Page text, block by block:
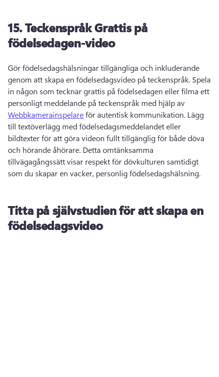
15.Teckenspråk Grattis på
födelsedagen-video
Gör födelsedagshälsningar tillgängliga och inkluderande
genom att skapa en födelsedagsvideo på teckenspråk. Spela
in någon som tecknar grattis på födelsedagen eller filma ett
personligt meddelande på teckenspråk med hjälp av
Webbkamerainspelare för autentisk kommunikation. Lägg
till textöverlägg med födelsedagsmeddelandet eller
bildtexter för att göra videon fullt tillgänglig för både döva
och hörande åhörare. Detta omtänksamma
tillvägagångssätt visar respekt för dövkulturen samtidigt
som du skapar en vacker, personlig födelsedagshälsning.
Titta på självstudien för att skapa en
födelsedagsvideo